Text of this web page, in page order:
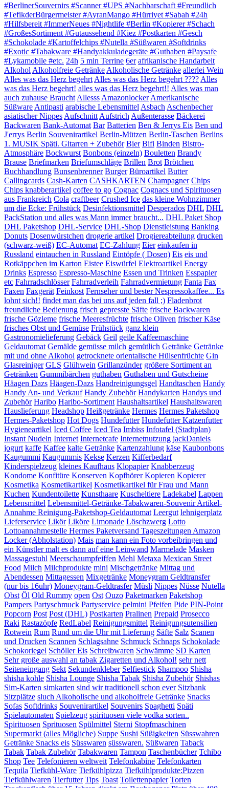
#BerlinerSouvernirs #Scanner #UPS #Nachbarschaft #Freundlich
#TefikderBürgermeister #AyranMango #Hürriyet #Sabah #24h
#Hilfsbereit #ImmerNeues #Nightlife #Berlin #Kopierer #Schach
#GroßesSortiment #Gutaussehend #Kiez #Postkarten #Gesch
#Schokolade #Kartoffelchips #Nutella #Süßwaren #Softdrinks
#Exotic #Tabakware #Handyakkuladegeräte #Guthaben #Paysafe
#Lykamobile #etc. 24h 5 min Terrine 6er afrikanische Handarbeit
Alkohol Alkoholfreie Getränke Alkoholische Getränke allerlei Wein
Alles was das Herz begehrt Alles was das Herz begehrt ???? Alles
was das Herz begehrt! alles was das Herz begehrt!! Alles was man
auch zuhause Braucht Allesss Amazonlocker Amerikanische
Süßware Antipasti arabische Lebensmittel Asbach Aschenbecher
asiatischer Nippes Aufschnitt Aufstrich Außenterasse Bäckerei
Backwaren Bank-Automat Bar Batterien Ben & Jerrys Eis Ben und
J'errys Berlin Souvenirartikel Berlin-Mützen Berlin-Taschen Berlins
1. MUSIK Späti. Gitarren + Zubehör Bier Bifi Binden Bistro-
Atmosphäre Bockwurst Bonbons (einzeln) Bouletten Brandy
Brause Briefmarken Briefumschläge Brillen Brot Brötchen
Buchhandlung Bunsenbrenner Burger Büroartikel Butter
Callingcards Cash-Karten CASHKARTEN Champagner Chips
Chips knabberartikel coffee to go Cognac Cognacs und Spirituosen
aus Frankreich Cola craftbeer Crushed Ice das kleine Wohnzimmer
um die Ecke: Frühstück Desinfektionsmittel Desperados DHL DHL
PackStation und alles was Mann immer braucht... DHL Paket Shop
DHL Paketshop DHL-Service DHL-Shop Dienstleistung Banking
Donuts Dosenwürstchen drogerie artikel Drogiereabteilung drucken
(schwarz-weiß) EC-Automat EC-Zahlung Eier einkaufen in
Russland eintauchen in Russland Eintöpfe ( Dosen) Eis eis und
Rotkäppchen im Karton Eistee Eiswürfel Elektroartikel Energy
Drinks Espresso Espresso-Maschine Essen und Trinken Esspapier
etc Fahrradschlösser Fahrradverleih Fahrradvermietung Fanta Fax
Faxen Faxgerät Feinkost Fernseher und bester Nespressokaffee... Es
lohnt sich!! findet man das bei uns auf jeden fall ;) Fladenbrot
freundliche Bedienung frisch gepresste Säfte frische Backwaren
frische Gözleme frische Meeresfrüchte frische Oliven frischer Käse
frisches Obst und Gemüse Frühstück ganz klein
Gastronomielieferung Gebäck Geil geile Kaffeemaschine
Geldautomat Gemälde gemüsse milch gemütlich Getränke Getränke
mit und ohne Alkohol getrocknete orientalische Hülsenfrüchte Gin
Glasreiniger GLS Glühwein Grillanzünder größere Sortiment an
Getränken Gummibärchen guthaben Guthaben und Gutscheine
Häagen Dazs Häagen-Dazs Handreinigungsgel Handtaschen Handy
Handy An- und Verkauf Handy Zubehör Handykarten Handys und
Zubehör Haribo Haribo-Sortiment Haushaltsartikel Haushaltswaren
Hauslieferung Headshop Heißgetränke Hermes Hermes Paketshop
Hermes-Paketshop Hot Dogs Hundefutter Hundefutter Katzenfutter
Hygieneartikel Iced Coffee Iced Tea Imbiss Infotafel (Stadtplan)
Instant Nudeln Internet Internetcafe Internetnutzung jackDaniels
jogurt kaffe Kaffee kalte Getränke Kartenzahlung käse Kaubonbons
Kaugummi Kaugummis Kekse Kerzen Kifferbedarf
Kinderspielzeug kleines Kaufhaus Klopapier Knabberzeug
Kondome Konfitüre Konserven Kopfhörer Kopieren Kopierer
Kosmetika Kosmetikartikel Kosmetikartikel für Frau und Mann
Kuchen Kundentoilette Kunsthaare Kuscheltiere Ladekabel Lappen
Lebensmittel Lebensmittel-Getränke-Tabakwaren-Souvenir Artikel-
Annahme Reinigung-Paketshop-Geldautomat Leergut lehnigerplatz
Lieferservice Likör Liköre Limonade Löschzwerg Lotto
Lottoannahmestelle Hermes Paketversand Tageszeitungen Amazon
Locker (Abholstation) Mais man kann ein Foto vorbeibringen und
ein Künstler malt es dann auf eine Leinwand Marmelade Masken
Massagestuhl Meerschaumpfeiffen Mehl Metaxa Mexican Street
Food Milch Milchprodukte mini Mischgetränke Mittag und
Abendessen Mittagessen Mixgetränke Moneygram Geldtransfer
(nur bis 16uhr) Moneygram-Geldtrasfer Müsli Nippes Nüsse Nutella
Obst Öl Old Rummy open Ost Ouzo Paketmarken Paketshop
Pampers Partyschmuck Partyservice pelmini Pfeifen Pide PIN-Point
Popcorn Post Post (DHL) Postkarten Pralinen Prepaid Prosecco
Raki Rastazöpfe RedLabel Reinigungsmittel Reinigungsutensilien
Rotwein Rum Rund um die Uhr mit Lieferung Säfte Salz Scanen
und Drucken Scannen Schlagsahne Schmuck Schnaps Schokolade
Schokoriegel Schöller Eis Schreibwaren Schwämme SD Karten
Sehr große auswahl an tabak Zigaretten und Alkohol! sehr nett
Seiteneingang Sekt Sekundenkleber Selfiestick Shampoo Shisha
shisha kohle Shisha Lounge Shisha Tabak Shisha Zubehör Shishas
Sim-Karten simkarten sind wir traditionell schon ever Sitzbank
Sitzplätze sluch Alkoholische und alkoholfreie Getränke Snacks
Sofas Softdrinks Souvenirartikel Souvenirs Spaghetti Späti
Spielautomaten Spielzeug spirituosen viele vodka sorten..
Spirituosen Sprituosen Spülmittel Sterni Stopfmaschinen
Supermarkt (alles Mögliche) Suppe Sushi Süßigkeiten Süsswahren
Getränke Snacks eis Süsswaren süsswaren. Süßwaren Taback
Tabak Tabak Zubehör Tabakwaren Tampon Taschenbücher Tchibo
Shop Tee Telefonieren weltweit Telefonkabine Telefonkarten
Tequila Tiefkühl-Ware Tiefkühlpizza Tiefkühlprodukte:Pizzen
Tiefkühlwaren Tierfutter Tips Toast Toilettenpapier Torten